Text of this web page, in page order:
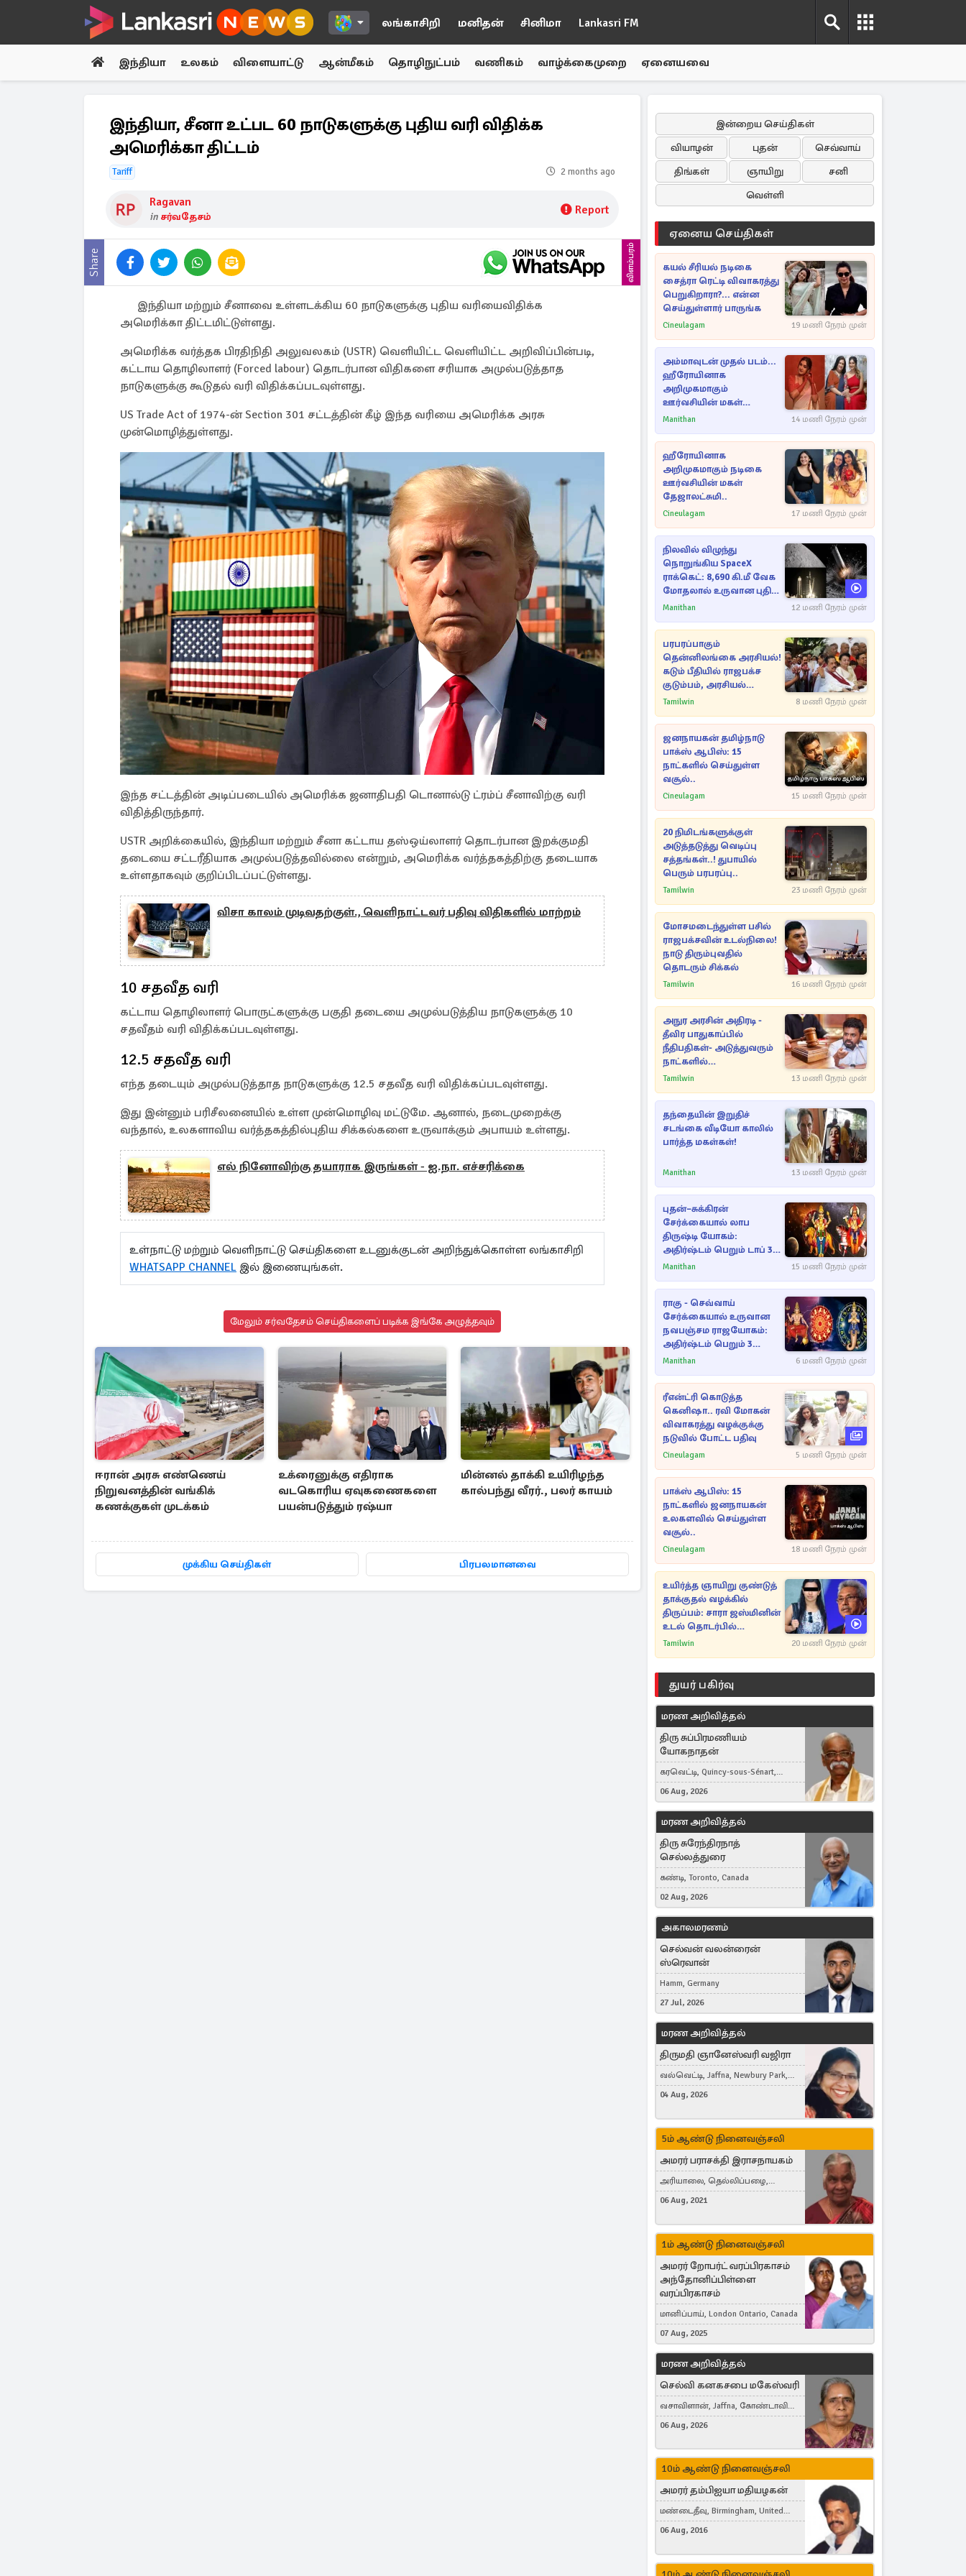
லங்காசிறி மனிதன் சினிமா Lankasri FM
இந்தியா உலகம் விளையாட்டு ஆன்மீகம் தொழிநுட்பம் வணிகம் வாழ்க்கைமுறை ஏனையவை
இந்தியா, சீனா உட்பட 60 நாடுகளுக்கு புதிய வரி விதிக்க
அமெரிக்கா திட்டம்
Tariff 2 months ago
Ragavan
in சர்வதேசம் Report
Share விளம்பரம்
இந்தியா மற்றும் சீனாவை உள்ளடக்கிய 60 நாடுகளுக்கு புதிய வரியைவிதிக்க
அமெரிக்கா திட்டமிட்டுள்ளது.
அமெரிக்க வர்த்தக பிரதிநிதி அலுவலகம் (USTR) வெளியிட்ட வெளியிட்ட அறிவிப்பின்படி,
கட்டாய தொழிலாளர் (Forced labour) தொடர்பான விதிகளை சரியாக அமுல்படுத்தாத
நாடுகளுக்கு கூடுதல் வரி விதிக்கப்படவுள்ளது.
US Trade Act of 1974-ன் Section 301 சட்டத்தின் கீழ் இந்த வரியை அமெரிக்க அரசு
முன்மொழித்துள்ளது.
இந்த சட்டத்தின் அடிப்படையில் அமெரிக்க ஜனாதிபதி டொனால்டு ட்ரம்ப் சீனாவிற்கு வரி
விதித்திருந்தார்.
USTR அறிக்கையில், இந்தியா மற்றும் சீனா கட்டாய தஸ்ஒய்லாளர் தொடர்பான இறக்குமதி
தடையை சட்டரீதியாக அமுல்படுத்தவில்லை என்றும், அமெரிக்க வர்த்தகத்திற்கு தடையாக
உள்ளதாகவும் குறிப்பிடப்பட்டுள்ளது.
விசா காலம் முடிவதற்குள்., வெளிநாட்டவர் பதிவு விதிகளில் மாற்றம்
10 சதவீத வரி
கட்டாய தொழிலாளர் பொருட்களுக்கு பகுதி தடையை அமுல்படுத்திய நாடுகளுக்கு 10
சதவீதம் வரி விதிக்கப்படவுள்ளது.
12.5 சதவீத வரி
எந்த தடையும் அமுல்படுத்தாத நாடுகளுக்கு 12.5 சதவீத வரி விதிக்கப்படவுள்ளது.
இது இன்னும் பரிசீலனையில் உள்ள முன்மொழிவு மட்டுமே. ஆனால், நடைமுறைக்கு
வந்தால், உலகளாவிய வர்த்தகத்தில்புதிய சிக்கல்களை உருவாக்கும் அபாயம் உள்ளது.
எல் நினோவிற்கு தயாராக இருங்கள் - ஐ.நா. எச்சரிக்கை
உள்நாட்டு மற்றும் வெளிநாட்டு செய்திகளை உடனுக்குடன் அறிந்துக்கொள்ள லங்காசிறி
WHATSAPP CHANNEL இல் இணையுங்கள்.
மேலும் சர்வதேசம் செய்திகளைப் படிக்க இங்கே அழுத்தவும்
ஈரான் அரசு எண்ணெய்
நிறுவனத்தின் வங்கிக்
கணக்குகள் முடக்கம்
உக்ரைனுக்கு எதிராக
வடகொரிய ஏவுகணைகளை
பயன்படுத்தும் ரஷ்யா
மின்னல் தாக்கி உயிரிழந்த
கால்பந்து வீரர்., பலர் காயம்
முக்கிய செய்திகள் பிரபலமானவை
இன்றைய செய்திகள்
வியாழன்
புதன்
செவ்வாய்
திங்கள்
ஞாயிறு
சனி
வெள்ளி
ஏனைய செய்திகள்
கயல் சீரியல் நடிகை
சைத்ரா ரெட்டி விவாகரத்து
பெறுகிறாரா?... என்ன
செய்துள்ளார் பாருங்க
Cineulagam 19 மணி நேரம் முன்
அம்மாவுடன் முதல் படம்...
ஹீரோயினாக
அறிமுகமாகும்
ஊர்வசியின் மகள்
தேஜலட்சுமி!
Manithan 14 மணி நேரம் முன்
ஹீரோயினாக
அறிமுகமாகும் நடிகை
ஊர்வசியின் மகள்
தேஜாலட்சுமி..
Cineulagam 17 மணி நேரம் முன்
நிலவில் விழுந்து
நொறுங்கிய SpaceX
ராக்கெட்: 8,690 கி.மீ வேக
மோதலால் உருவான புதிய
பள்ளம்!
Manithan 12 மணி நேரம் முன்
பரபரப்பாகும்
தென்னிலங்கை அரசியல்!
கடும் பீதியில் ராஜபக்ச
குடும்பம், அரசியல்
நட்புகள்
Tamilwin 8 மணி நேரம் முன்
ஜனநாயகன் தமிழ்நாடு
பாக்ஸ் ஆபிஸ்: 15
நாட்களில் செய்துள்ள
வசூல்..
Cineulagam 15 மணி நேரம் முன்
20 நிமிடங்களுக்குள்
அடுத்தடுத்து வெடிப்பு
சத்தங்கள்..! துபாயில்
பெரும் பரபரப்பு..
Tamilwin 23 மணி நேரம் முன்
மோசமடைந்துள்ள பசில்
ராஜபக்சவின் உடல்நிலை!
நாடு திரும்புவதில்
தொடரும் சிக்கல்
Tamilwin 16 மணி நேரம் முன்
அநுர அரசின் அதிரடி -
தீவிர பாதுகாப்பில்
நீதிபதிகள்- அடுத்துவரும்
நாட்களில்
அம்பலமாகவுள்ள ரகசியம்
Tamilwin 13 மணி நேரம் முன்
தந்தையின் இறுதிச்
சடங்கை வீடியோ காலில்
பார்த்த மகள்கள்!
Manithan 13 மணி நேரம் முன்
புதன்–சுக்கிரன்
சேர்க்கையால் லாப
திருஷ்டி யோகம்:
அதிர்ஷ்டம் பெறும் டாப் 3
ராசிகள்!
Manithan 15 மணி நேரம் முன்
ராகு - செவ்வாய்
சேர்க்கையால் உருவான
நவபஞ்சம ராஜயோகம்:
அதிர்ஷ்டம் பெறும் 3
ராசிகள்!
Manithan 6 மணி நேரம் முன்
ரீஎன்ட்ரி கொடுத்த
கெனிஷா.. ரவி மோகன்
விவாகரத்து வழக்குக்கு
நடுவில் போட்ட பதிவு
Cineulagam 5 மணி நேரம் முன்
பாக்ஸ் ஆபிஸ்: 15
நாட்களில் ஜனநாயகன்
உலகளவில் செய்துள்ள
வசூல்..
Cineulagam 18 மணி நேரம் முன்
உயிர்த்த ஞாயிறு குண்டுத்
தாக்குதல் வழக்கில்
திருப்பம்: சாரா ஜஸ்மினின்
உடல் தொடர்பில்
நீதிமன்றத்தில் வெளியான
Tamilwin 20 மணி நேரம் முன்
துயர் பகிர்வு
மரண அறிவித்தல்
திரு சுப்பிரமணியம்
யோகநாதன்
கரவெட்டி, Quincy-sous-Sénart,
France
06 Aug, 2026
மரண அறிவித்தல்
திரு சுரேந்திரநாத்
செல்லத்துரை
கண்டி, Toronto, Canada
02 Aug, 2026
அகாலமரணம்
செல்வன் வலன்ரைன்
ஸ்ரெவான்
Hamm, Germany
27 Jul, 2026
மரண அறிவித்தல்
திருமதி ஞானேஸ்வரி வஜிரா
வல்வெட்டி, Jaffna, Newbury Park,
United Kingdom
04 Aug, 2026
5ம் ஆண்டு நினைவஞ்சலி
அமரர் பராசக்தி இராசநாயகம்
அரியாலை, தெல்லிப்பழை,
Montreal, Canada
06 Aug, 2021
1ம் ஆண்டு நினைவஞ்சலி
அமரர் றோபர்ட் வரப்பிரகாசம்
அந்தோனிப்பிள்ளை
வரப்பிரகாசம்
மானிப்பாய், London Ontario, Canada
07 Aug, 2025
மரண அறிவித்தல்
செல்வி கனகசபை மகேஸ்வரி
வசாவிளான், Jaffna, கோண்டாவில்
கிழக்கு
06 Aug, 2026
10ம் ஆண்டு நினைவஞ்சலி
அமரர் தம்பிஐயா மதியழகன்
மண்டைதீவு, Birmingham, United
Kingdom
06 Aug, 2016